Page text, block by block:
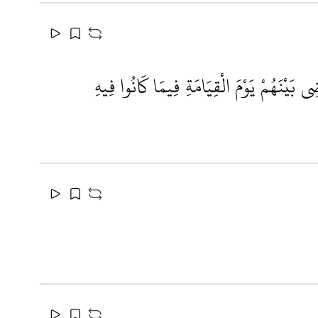
يَوْمَ الْقِيَامَةِ فِيمَا كَانُوا فِيهِ